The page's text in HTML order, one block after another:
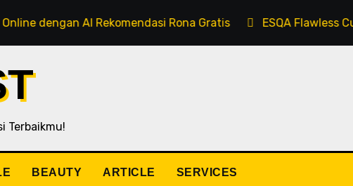
AI Rekomendasi Rona Gratis ESQA Flawless Cushion
Terbaikmu!
BEAUTY ARTICLE SERVICES